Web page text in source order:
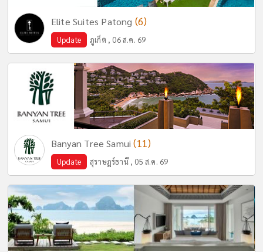
Elite Suites Patong (6)
Update ภูเก็ต , 06 ส.ค. 69
Banyan Tree Samui(11)
Update สุราษฎร์ธานี , 05 ส.ค. 69